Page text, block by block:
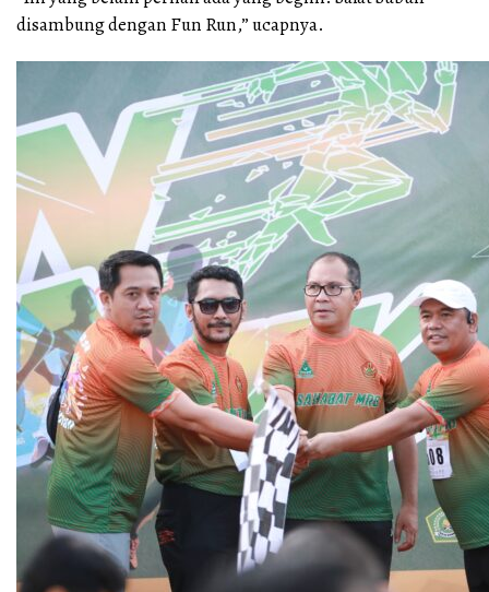
disambung dengan Fun Run,” ucapnya.